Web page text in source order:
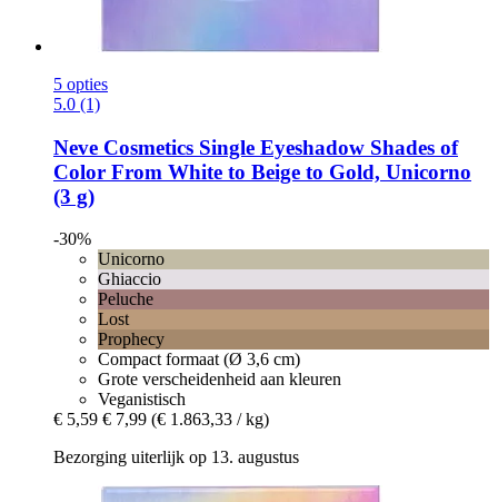
5 opties
5.0 (1)
Neve Cosmetics Single Eyeshadow Shades of
Color From White to Beige to Gold, Unicorno
(3 g)
-30%
Unicorno
Ghiaccio
Peluche
Lost
Prophecy
Compact formaat (Ø 3,6 cm)
Grote verscheidenheid aan kleuren
Veganistisch
€ 5,59 € 7,99 (€ 1.863,33 / kg)
Bezorging uiterlijk op 13. augustus